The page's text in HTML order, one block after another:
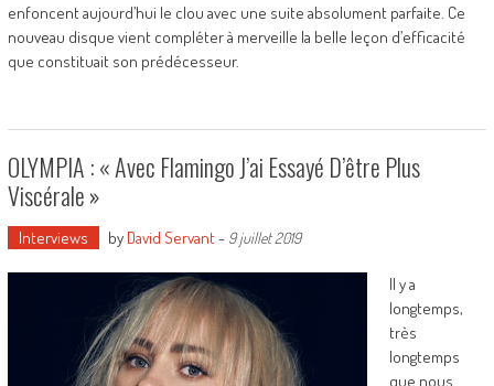
enfoncent aujourd’hui le clou avec une suite absolument parfaite. Ce
nouveau disque vient compléter à merveille la belle leçon d’efficacité
que constituait son prédécesseur.
OLYMPIA : « Avec Flamingo J’ai Essayé D’être Plus
Viscérale »
Interviews by David Servant- 9 juillet 2019
Il y a
longtemps,
très
longtemps
que nous